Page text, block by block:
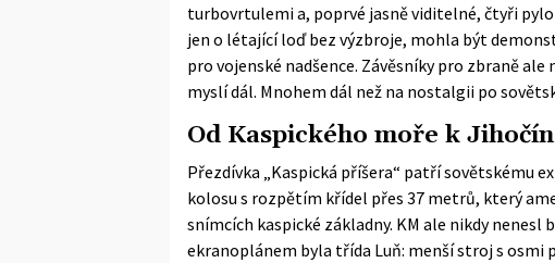
turbovrtulemi a, poprvé jasně viditelné, čtyři
jen o létající loď bez výzbroje, mohla být
pro vojenské nadšence. Závěsníky pro zbraně
myslí dál. Mnohem dál než na nostalgii po
Od Kaspického moře k
Přezdívka „Kaspická příšera“ patří sovětskému
kolosu s rozpětím křídel přes 37 metrů, který
snímcích kaspické základny. KM ale nikdy
ekranoplánem byla třída Luň: menší stroj s